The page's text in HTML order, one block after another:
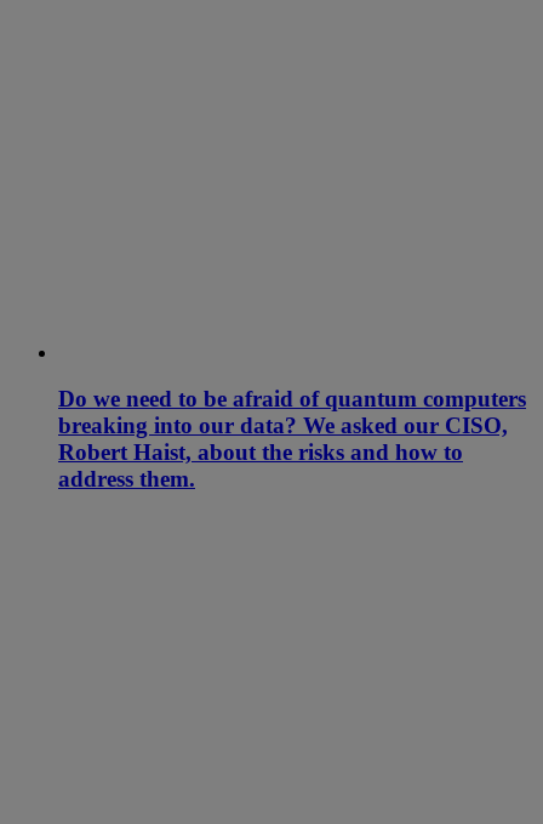
Do we need to be afraid of quantum computers
breaking into our data? We asked our CISO,
Robert Haist, about the risks and how to
address them.